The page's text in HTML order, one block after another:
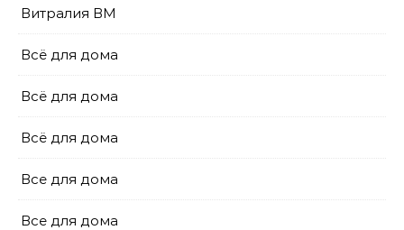
Витралия ВМ
Всё для дома
Всё для дома
Всё для дома
Все для дома
Все для дома